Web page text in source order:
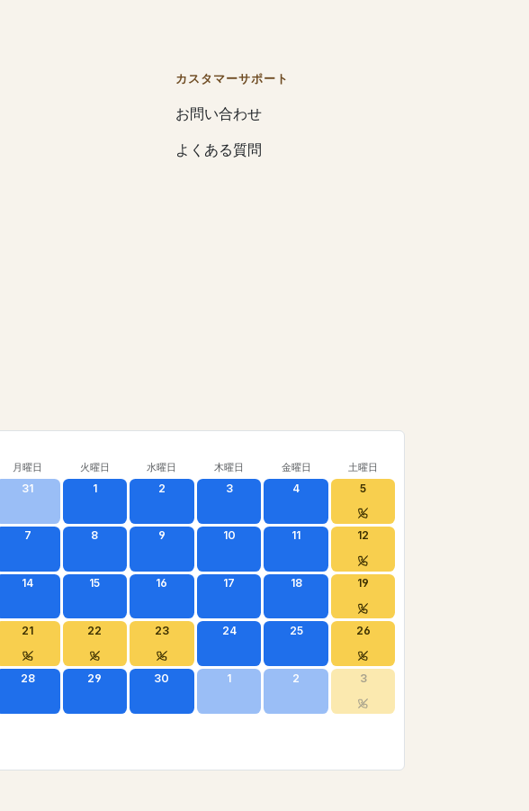
カスタマーサポート
お問い合わせ
よくある質問
月曜日 火曜日 水曜日 木曜日 金曜日 土曜日
31 1 2 3 4 5
7 8 9 10 11 12
14 15 16 17 18 19
21 22 23 24 25 26
28 29 30 1 2 3